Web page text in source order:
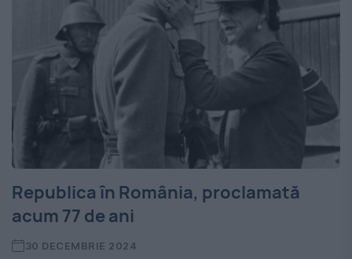
Republica în România, proclamată
acum 77 de ani
30 DECEMBRIE 2024